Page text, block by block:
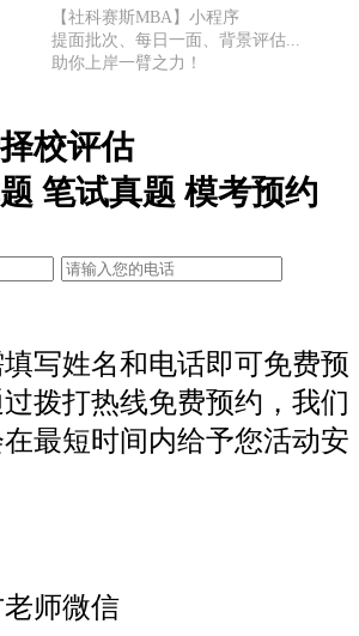
【社科赛斯MBA】小程序
提面批次、每日一面、背景评估...
助你上岸一臂之力！
校评估
笔试真题 模考预约
写姓名和电话即可免费预
拨打热线免费预约，我们
最短时间内给予您活动安
师微信